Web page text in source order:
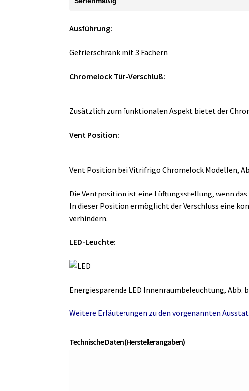
Ausführung:
Gefrierschrank mit 3 Fächern
Chromelock Tür-Verschluß:
Zusätzlich zum funktionalen Aspekt bietet der
Vent Position:
Vent Position bei Vitrifrigo Chromelock Modellen,
Die Ventposition ist eine Lüftungsstellung, wenn
In dieser Position ermöglicht der Verschluss eine
verhindern.
LED-Leuchte:
Energiesparende LED Innenraumbeleuchtung, Abb.
Weitere Erläuterungen zu den vorgenannten
Technische Daten (Herstellerangaben)